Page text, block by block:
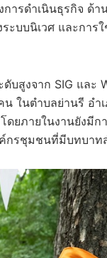
รดำเนินธุรกิจ ด้า
บบนิเวศ และการ
สูงจาก SIG และ
ในตำบลย่านรี อำ
ยภายในงานยังมี
กรชุมชนที่มีบทบา